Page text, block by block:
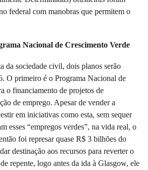
federal com manobras que permitem o
Nacional de Crescimento Verde
da sociedade civil, dois planos serão
O primeiro é o Programa Nacional de
o financiamento de projetos de
de emprego. Apesar de vender a
em iniciativas como esta, sem sequer
esses “empregos verdes”, na vida real, o
foi represar quase R$ 3 bilhões do
destinação aos recursos para reverter o
repente, logo antes da ida à Glasgow, ele